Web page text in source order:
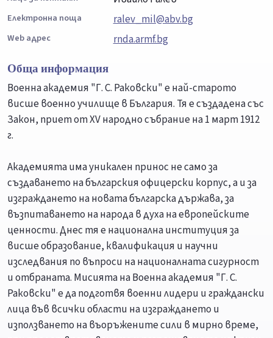
Електронна поща ralev_mil@abv.bg
Web адрес
rnda.armf.bg
Обща информация
Военна академия "Г. С. Раковски" е най-старото
висше военно училище в България. Тя е създадена със
Закон, приет от ХV народно събрание на 1 март 1912
г.
Академията има уникален принос не само за
създаването на българския офицерски корпус, а и за
изграждането на новата българска държава, за
възпитаването на народа в духа на европейските
ценности. Днес тя е национална институция за
висше образование, квалификация и научни
изследвания по въпроси на националната сигурност
и отбраната. Мисията на Военна академия "Г. С.
Раковски" е да подготвя военни лидери и граждански
лица във всички области на изграждането и
използването на въоръжените сили в мирно време,